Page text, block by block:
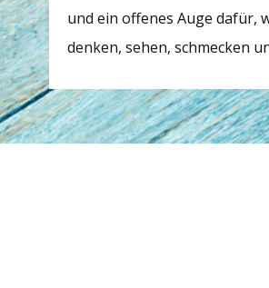
und ein offenes Auge dafür,
denken, sehen, schmecken